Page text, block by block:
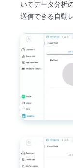
いてデータ分析
送信できる自動